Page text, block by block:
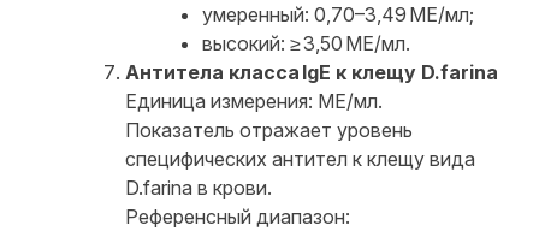
умеренный: 0,70–3,49 МЕ/мл;
высокий: ≥ 3,50 МЕ/мл.
Антитела класса IgE к клещу D.farina
Единица измерения: МЕ/мл.
Показатель отражает уровень
специфических антител к клещу вида
D.farina в крови.
Референсный диапазон: